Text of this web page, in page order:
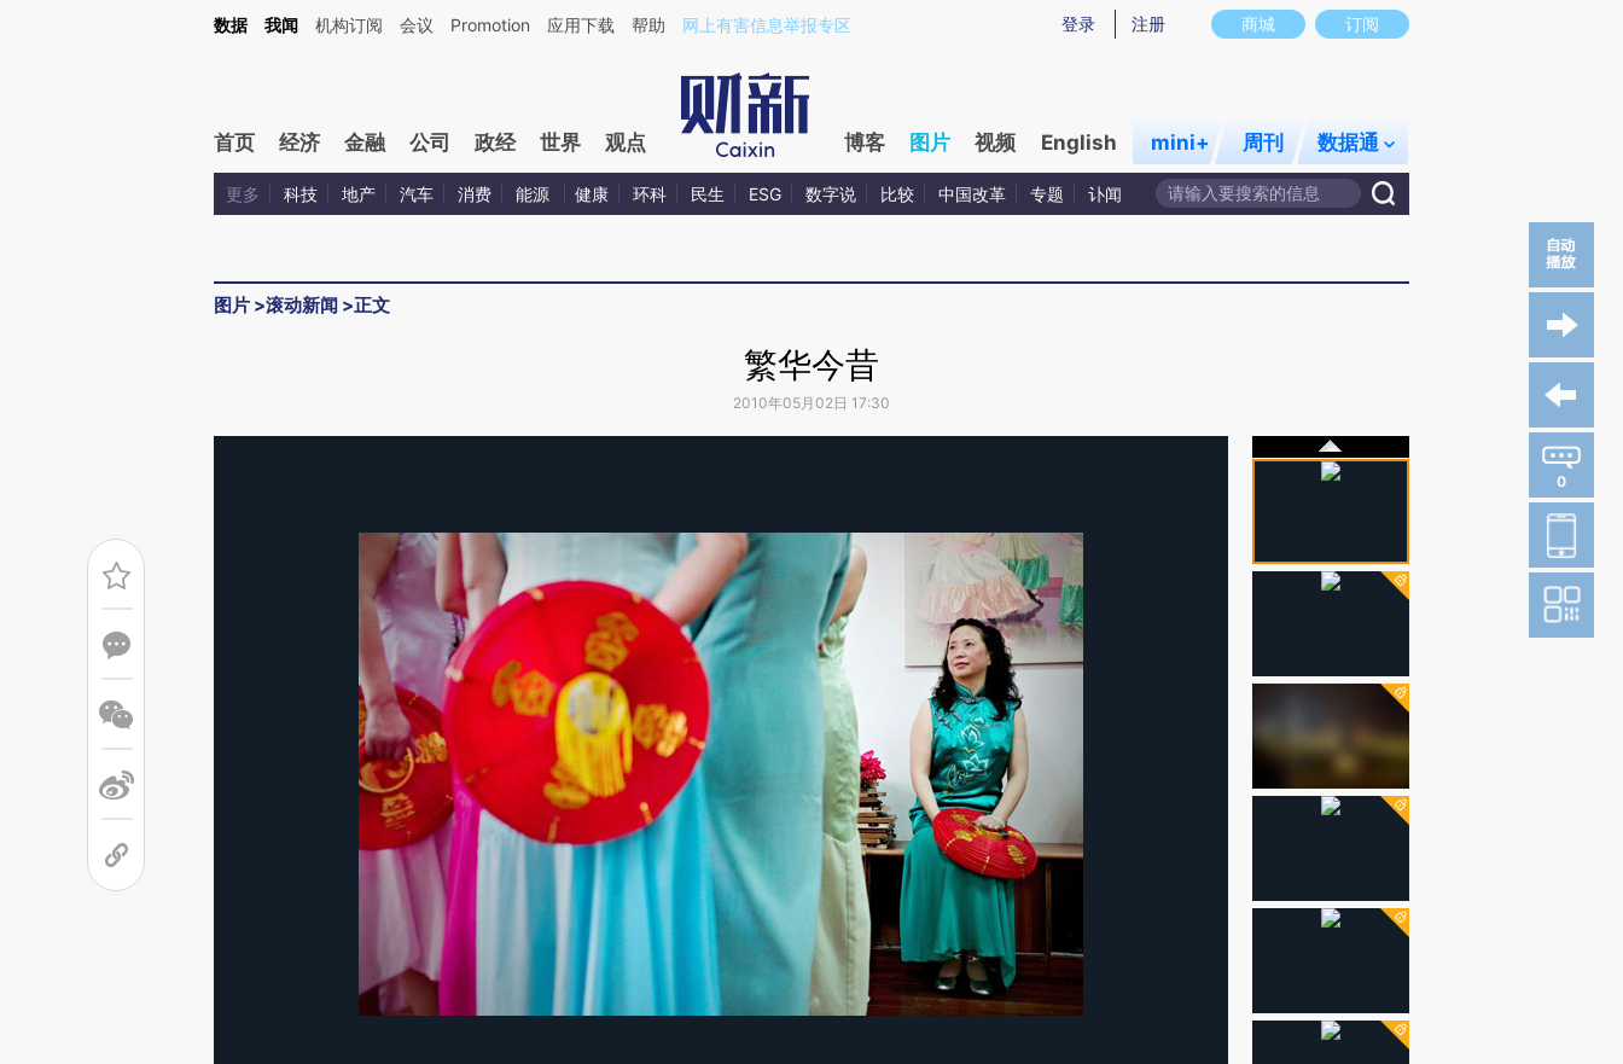
商城 订阅
登录 注册
数据 我闻 机构订阅 会议 Promotion 应用下载 帮助 网上有害信息举报专区
首页 经济 金融 公司 政经 世界 观点 博客 图片 视频 English mini+ 周刊 数据通
更多 科技 地产 汽车 消费 能源 健康 环科 民生 ESG 数字说 比较 中国改革 专题 讣闻
图片 >滚动新闻 >正文
繁华今昔
2010年05月02日 17:30
0